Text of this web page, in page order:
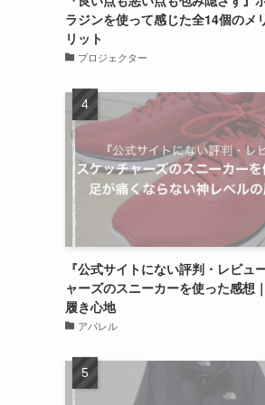
ラジンを使って感じた全14個のメ
リット
プロジェクター
『公式サイトにない評判・レビュ
ャーズのスニーカーを使った感想
履き心地
アパレル